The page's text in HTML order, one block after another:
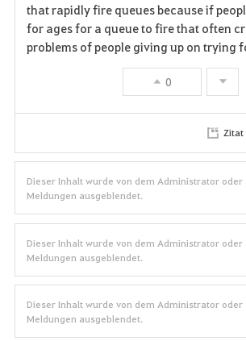
that rapidly fire queues because if
for ages for a queue to fire that often
problems of people giving up on trying
0
Zitat
Dieser Inhalt wurde von dem Administrator
Meldungen ausgeblendet.
Dieser Inhalt wurde von dem Administrator
Meldungen ausgeblendet.
Dieser Inhalt wurde von dem Administrator
Meldungen ausgeblendet.